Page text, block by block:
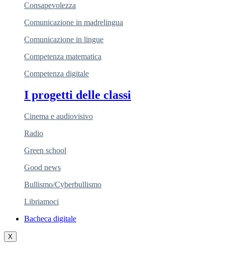
Consapevolezza
Comunicazione in madrelingua
Comunicazione in lingue
Competenza matematica
Competenza digitale
I progetti delle classi
Cinema e audiovisivo
Radio
Green school
Good news
Bullismo/Cyberbullismo
Libriamoci
Bacheca digitale
X